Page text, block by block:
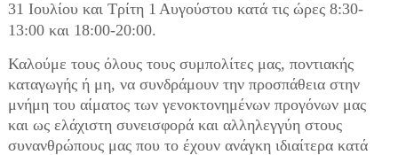
31 Ιουλίου και Τρίτη 1 Αυγούστου κατά τις ώρες 8:30-
13:00 και 18:00-20:00.
Καλούμε τους όλους τους συμπολίτες μας, ποντιακής
καταγωγής ή μη, να συνδράμουν την προσπάθεια στην
μνήμη του αίματος των γενοκτονημένων προγόνων μας
και ως ελάχιστη συνεισφορά και αλληλεγγύη στους
συνανθρώπους μας που το έχουν ανάγκη ιδιαίτερα κατά